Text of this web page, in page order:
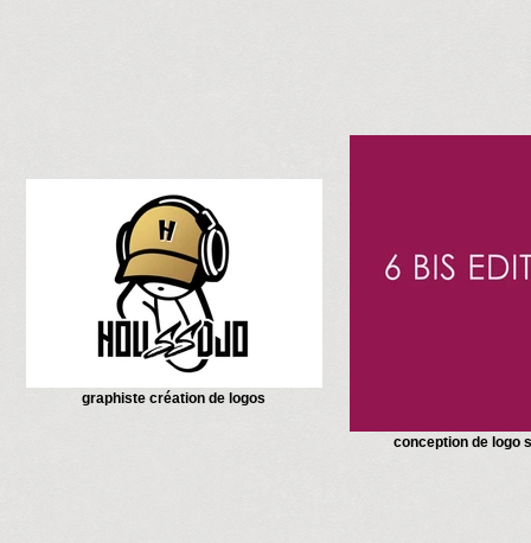
graphiste création de logos
conception de logo